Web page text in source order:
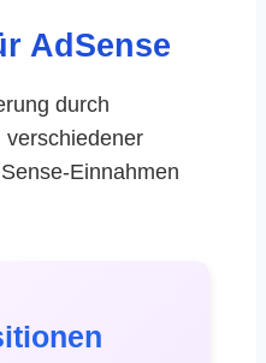
AdSense
durch
verschiedener
Einnahmen